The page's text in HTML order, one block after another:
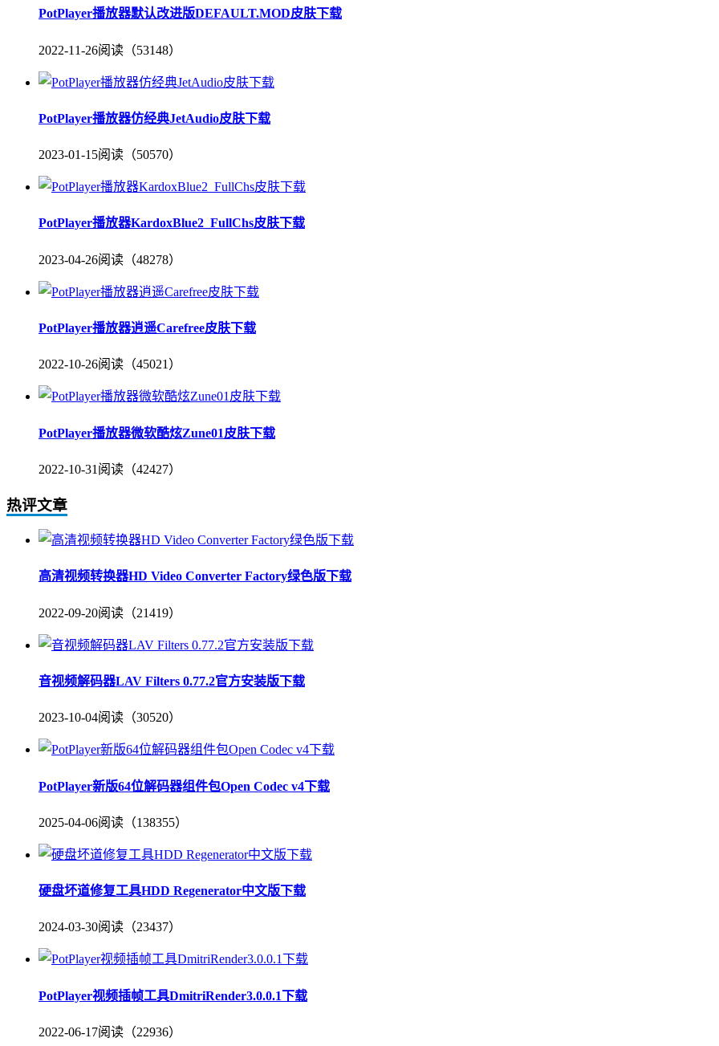
PotPlayer播放器默认改进版DEFAULT.MOD皮肤下载
2022-11-26阅读（53148）
PotPlayer播放器仿经典JetAudio皮肤下载
2023-01-15阅读（50570）
PotPlayer播放器KardoxBlue2_FullChs皮肤下载
2023-04-26阅读（48278）
PotPlayer播放器逍遥Carefree皮肤下载
2022-10-26阅读（45021）
PotPlayer播放器微软酷炫Zune01皮肤下载
2022-10-31 阅读（42427）
热评文章
高清视频转换器HD Video Converter Factory绿色版下载
2022-09-20阅读（21419）
音视频解码器LAV Filters 0.77.2官方安装版下载
2023-10-04阅读（30520）
PotPlayer新版64位解码器组件包Open Codec v4下载
2025-04-06阅读（138355）
硬盘坏道修复工具HDD Regenerator中文版下载
2024-03-30阅读（23437）
PotPlayer视频插帧工具DmitriRender3.0.0.1下载
2022-06-17阅读（22936）